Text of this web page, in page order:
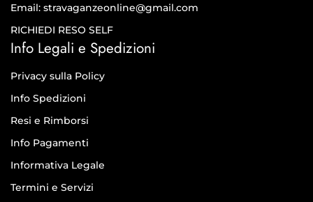
Email: stravaganzeonline@gmail.com
RICHIEDI RESO SELF
Info Legali e Spedizioni
Privacy sulla Policy
Info Spedizioni
Resi e Rimborsi
Info Pagamenti
Informativa Legale
Termini e Servizi